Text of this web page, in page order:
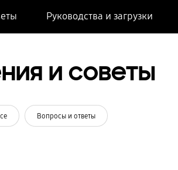
Руководства и загрузки
и советы
Вопросы и ответы